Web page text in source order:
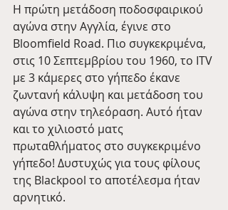
Η πρώτη μετάδοση ποδοσφαιρικού
αγώνα στην Αγγλία, έγινε στο
Bloomfield Road. Πιο συγκεκριμένα,
στις 10 Σεπτεμβρίου του 1960, το ITV
με 3 κάμερες στο γήπεδο έκανε
ζωντανή κάλυψη και μετάδοση του
αγώνα στην τηλεόραση. Αυτό ήταν
και το χιλιοστό ματς
πρωταθλήματος στο συγκεκριμένο
γήπεδο! Δυστυχώς για τους φίλους
της Blackpool το αποτέλεσμα ήταν
αρνητικό.